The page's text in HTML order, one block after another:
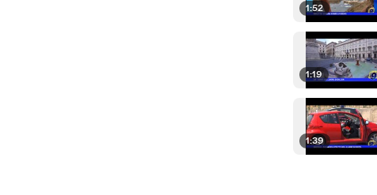
1:52
1:19
1:39